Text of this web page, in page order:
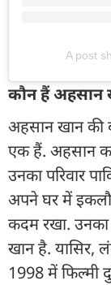
A post
कौन हैं अहसान
अहसान खान की
एक हैं. अहसान
उनका परिवार
अपने घर में
कदम रखा. उनका
खान है. यासिर,
1998 में फिल्मी